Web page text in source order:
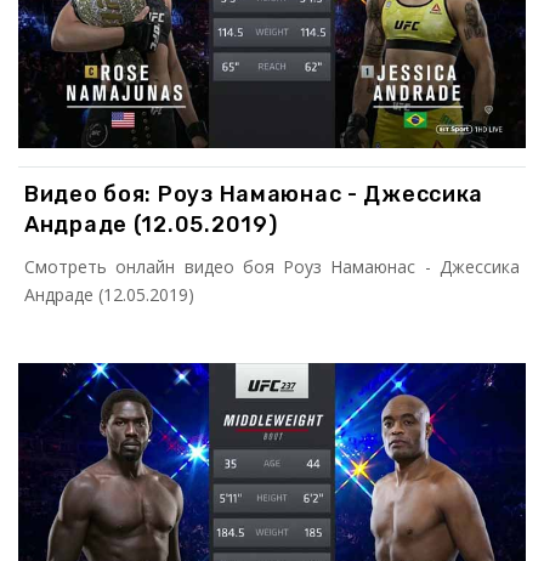
Видео боя: Роуз Намаюнас - Джессика
Андраде (12.05.2019)
Смотреть онлайн видео боя Роуз Намаюнас - Джессика
Андраде (12.05.2019)